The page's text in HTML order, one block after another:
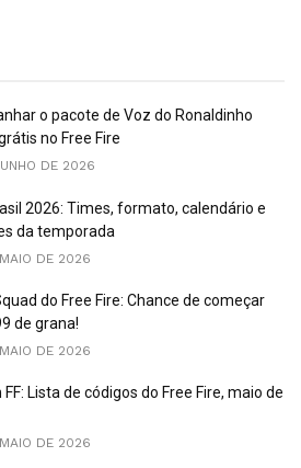
o pacote de Voz do Ronaldinho
no Free Fire
DE 2026
2026: Times, formato, calendário e
da temporada
DE 2026
do Free Fire: Chance de começar
de grana!
DE 2026
FF: Lista de códigos do Free Fire, maio de
DE 2026